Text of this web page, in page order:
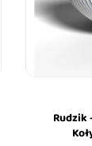
Rudzik